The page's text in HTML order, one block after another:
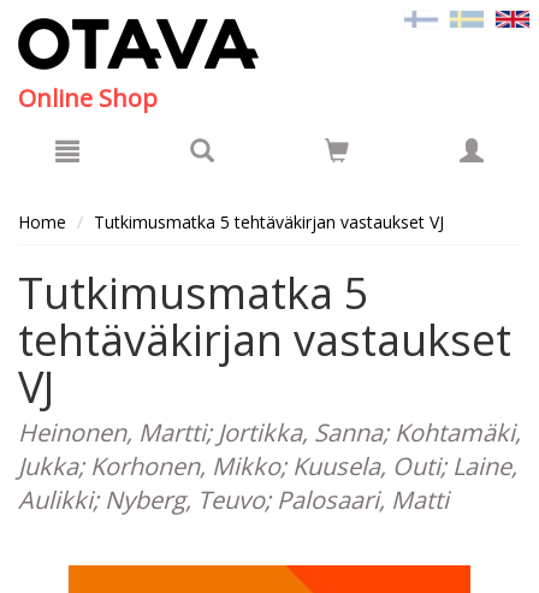
Online Shop
Home Tutkimusmatka 5 tehtäväkirjan vastaukset VJ
Tutkimusmatka 5
tehtäväkirjan vastaukset
VJ
Heinonen, Martti; Jortikka, Sanna; Kohtamäki,
Jukka; Korhonen, Mikko; Kuusela, Outi; Laine,
Aulikki; Nyberg, Teuvo; Palosaari, Matti